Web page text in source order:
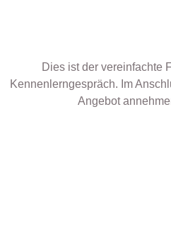
Dies ist der vereinfachte
Kennenlerngespräch. Im
Angebot